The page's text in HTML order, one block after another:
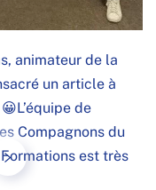
animateur de la
un article à
de
Compagnons du
est très